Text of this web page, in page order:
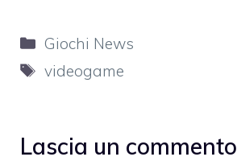
Categorie
Giochi News
Tag
videogame
Lascia un commento